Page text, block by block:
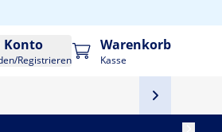
Konto
Registrieren
Warenkorb
Kasse